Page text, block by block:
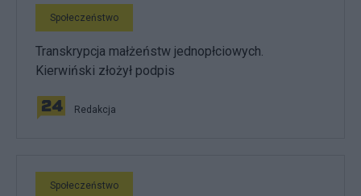
Społeczeństwo
Transkrypcja małżeństw jednopłciowych.
Kierwiński złożył podpis
Redakcja
Społeczeństwo